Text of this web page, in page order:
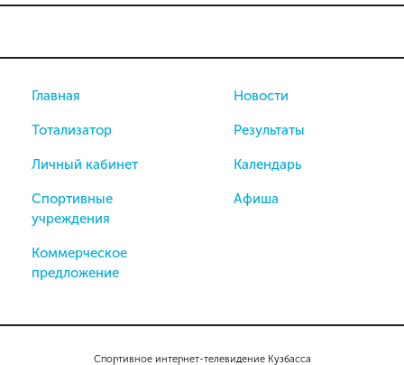
Спортивное интернет-телевидение Кузбасса
Главная
Тотализатор
Личный кабинет
Спортивные
учреждения
Коммерческое
предложение
Новости
Результаты
Календарь
Афиша